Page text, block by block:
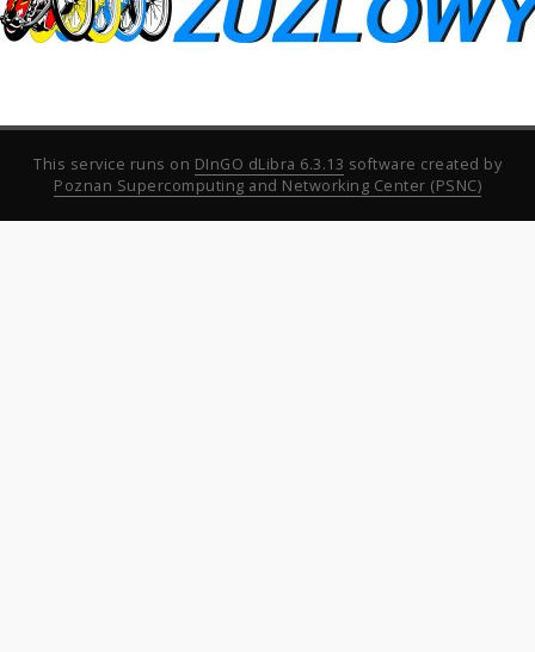
This service runs on DInGO dLibra 6.3.13 software created by
Poznan Supercomputing and Networking Center (PSNC)